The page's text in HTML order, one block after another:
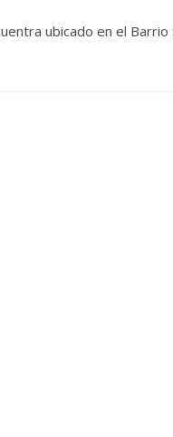
ubicado en el